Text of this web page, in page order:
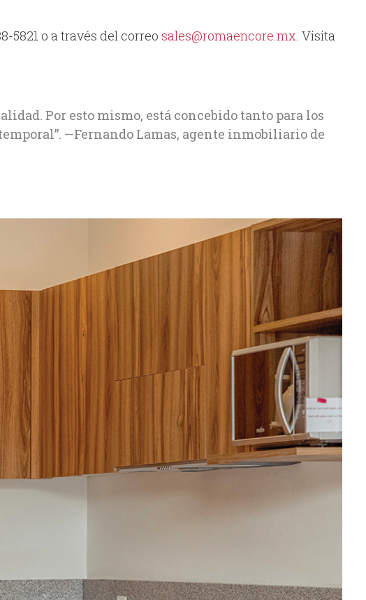
5821 o a través del correo sales@romaencore.mx. Visita
Por esto mismo, está concebido tanto para los
—Fernando Lamas, agente inmobiliario de